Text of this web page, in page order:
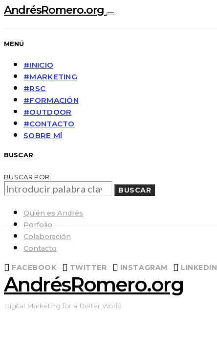
AndrésRomero.org
MENÚ
#INICIO
#MARKETING
#RSC
#FORMACIÓN
#OUTDOOR
#CONTACTO
SOBRE MÍ
BUSCAR
BUSCAR POR:
BUSCAR
Quién es Andrés
Porfolio
Colaboración
Contacto
FACEBOOK TWITTER INSTAGRAM LINKEDIN
AndrésRomero.org
Digital Marketing for a Better World